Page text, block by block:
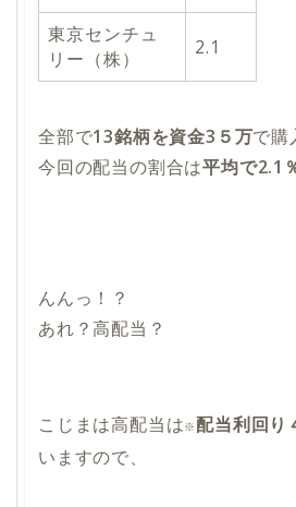
東京センチュ
リー（株）
2.1
全部で13銘柄を資金3５万で購
今回の配当の割合は平均で2.1
んんっ！？
あれ？高配当？
こじまは高配当は※配当利回り
いますので、